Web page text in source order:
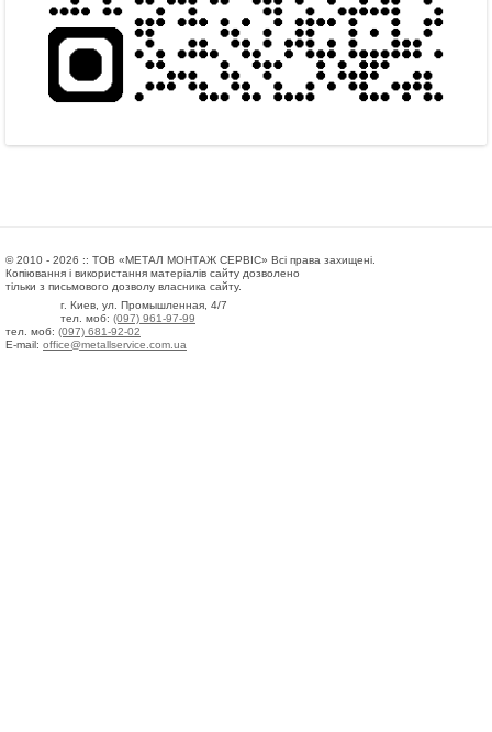
© 2010 - 2026 :: ТОВ «МЕТАЛ МОНТАЖ СЕРВІС» Всі права захищені.
Копіювання і використання матеріалів сайту дозволено
тільки з письмового дозволу власника сайту.
г. Киев, ул. Промышленная, 4/7
тел. моб: (097) 961-97-99
тел. моб: (097) 681-92-02
E-mail: office@metallservice.com.ua